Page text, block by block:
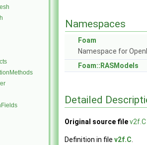
Namespaces
Foam
Namespace for
Foam::RASModels
Detailed
Original source filev2f.C
Definition in file v2f.C